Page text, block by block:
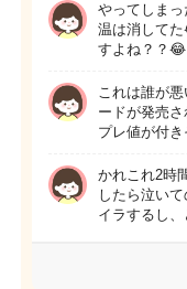
やってしま
温は消して
すよね？？😂
これは誰が
ードが発売
プレ値が付
かれこれ2時
したら泣い
イラするし